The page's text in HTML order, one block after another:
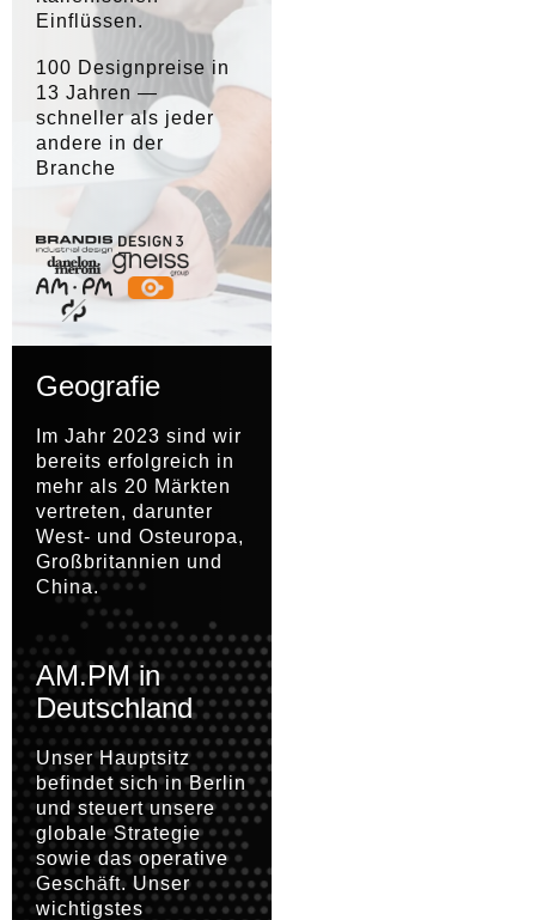
Einflüssen.
100 Designpreise in
13 Jahren —
schneller als jeder
andere in der
Branche
Geografie
Im Jahr 2023 sind wir
bereits erfolgreich in
mehr als 20 Märkten
vertreten, darunter
West- und Osteuropa,
Großbritannien und
China.
AM.PM in
Deutschland
Unser Hauptsitz
befindet sich in Berlin
und steuert unsere
globale Strategie
sowie das operative
Geschäft. Unser
wichtigstes